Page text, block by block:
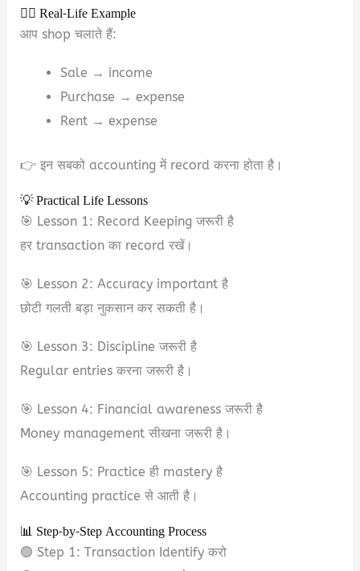
🧍‍♂️ Real-Life Example
आप shop चलाते हैं:
Sale → income
Purchase → expense
Rent → expense
👉 इन सबको accounting में record करना होता है।
💡 Practical Life Lessons
🎯 Lesson 1: Record Keeping जरूरी है
हर transaction का record रखें।
🎯 Lesson 2: Accuracy important है
छोटी गलती बड़ा नुकसान कर सकती है।
🎯 Lesson 3: Discipline जरूरी है
Regular entries करना जरूरी है।
🎯 Lesson 4: Financial awareness जरूरी है
Money management सीखना जरूरी है।
🎯 Lesson 5: Practice ही mastery है
Accounting practice से आती है।
📊 Step-by-Step Accounting Process
🟢 Step 1: Transaction Identify करो